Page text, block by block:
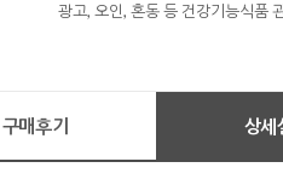
광고, 오인, 혼동 등 건강기능식품
구매후기 상세